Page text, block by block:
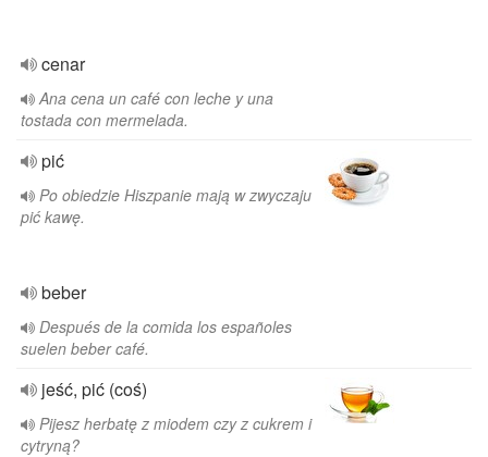
cenar
Ana cena un café con leche y una
tostada con mermelada.
pić
Po obiedzie Hiszpanie mają w zwyczaju
pić kawę.
beber
Después de la comida los españoles
suelen beber café.
jeść, pić (coś)
Pijesz herbatę z miodem czy z cukrem i
cytryną?